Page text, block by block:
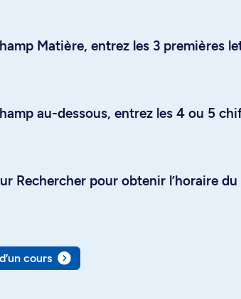
Matière, entrez les 3 premières
au-dessous, entrez les 4 ou 5
Rechercher pour obtenir l’horaire
cours